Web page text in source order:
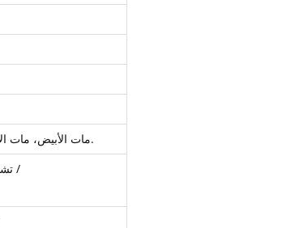
مات الأبيض، مات الأسود، مات الأصفر، مات الأزرق الداكن، مات أوليفر الأخضر، الطفل الأزرق الخ.
تشطيب عتيق / تشطيب عتيق / تشطيب فرنسي / تشطيب ريترو / تشطيب سندان /